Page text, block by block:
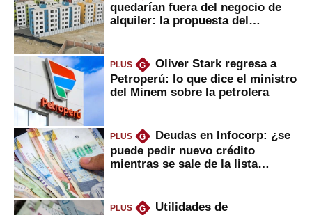
quedarían fuera del negocio de
alquiler: la propuesta del
PLUS G
Oliver Stark regresa a
Petroperú: lo que dice el ministro
del Minem sobre la petrolera
PLUS G
Deudas en Infocorp: ¿se
puede pedir nuevo crédito
mientras se sale de la lista
PLUS G
Utilidades de